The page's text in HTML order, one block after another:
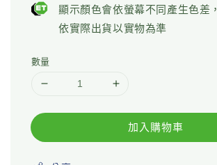
顯示顏色會依螢幕不同產生色差，
依實際出貨以實物為準
數量
加入購物車